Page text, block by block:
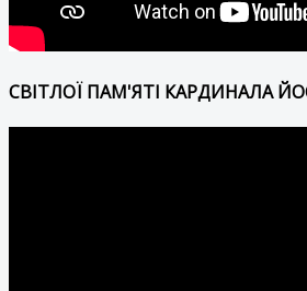
СВІТЛОЇ ПАМ'ЯТІ КАРДИНАЛА